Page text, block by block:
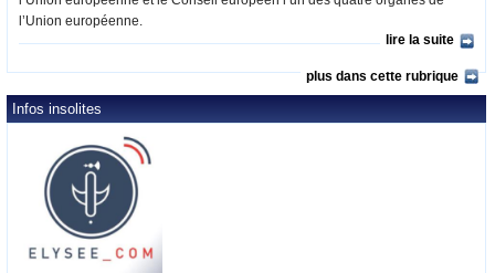
l’Union européenne.
lire la suite
plus dans cette rubrique
Infos insolites